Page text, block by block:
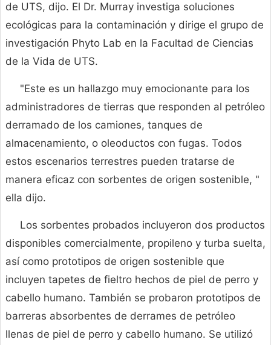
de UTS, dijo. El Dr. Murray investiga soluciones
ecológicas para la contaminación y dirige el grupo de
investigación Phyto Lab en la Facultad de Ciencias
de la Vida de UTS.
"Este es un hallazgo muy emocionante para los
administradores de tierras que responden al petróleo
derramado de los camiones, tanques de
almacenamiento, o oleoductos con fugas. Todos
estos escenarios terrestres pueden tratarse de
manera eficaz con sorbentes de origen sostenible, "
ella dijo.
Los sorbentes probados incluyeron dos productos
disponibles comercialmente, propileno y turba suelta,
así como prototipos de origen sostenible que
incluyen tapetes de fieltro hechos de piel de perro y
cabello humano. También se probaron prototipos de
barreras absorbentes de derrames de petróleo
llenas de piel de perro y cabello humano. Se utilizó